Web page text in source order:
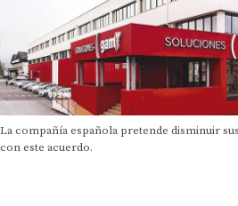
La compañía española pretende disminuir
con este acuerdo.